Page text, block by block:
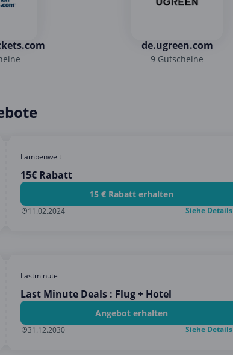
de.ugreen.com
9 Gutscheine
Lampenwelt
15€ Rabatt
15 € Rabatt erhalten
11.02.2024 Siehe Details
Lastminute
Last Minute Deals : Flug + Hotel
Angebot erhalten
31.12.2030 Siehe Details